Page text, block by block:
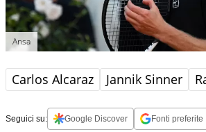
Ansa
Carlos Alcaraz Jannik Sinner
Seguici su: Google Discover Fonti preferite